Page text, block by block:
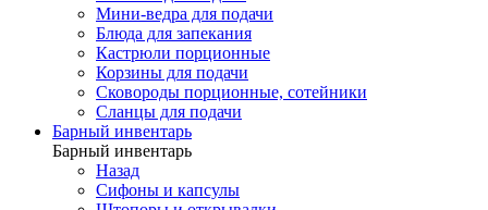
Мини-ведра для подачи
Блюда для запекания
Кастрюли порционные
Корзины для подачи
Сковороды порционные, сотейники
Сланцы для подачи
Барный инвентарь
Барный инвентарь
Назад
Сифоны и капсулы